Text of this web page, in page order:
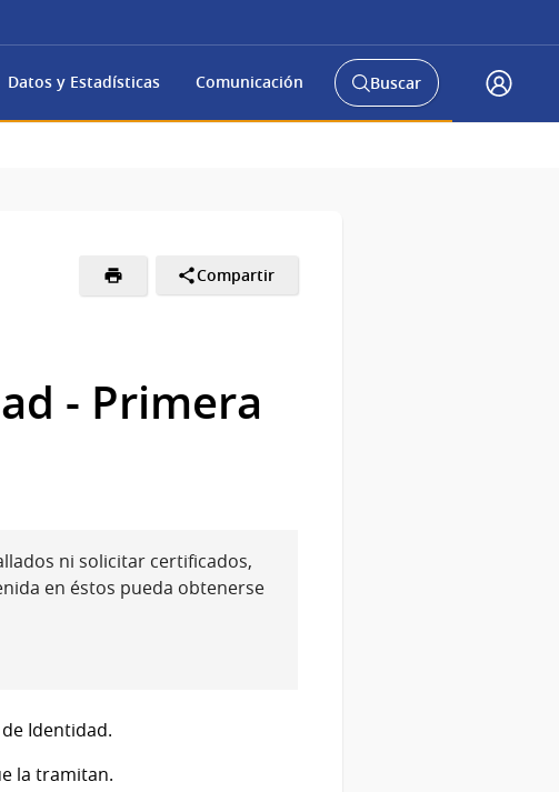
Datos y Estadísticas Comunicación
Abrir
buscador
Buscar
Acceso
Compartir
- Primera
ni solicitar certificados,
en éstos pueda obtenerse
Identidad.
la tramitan.